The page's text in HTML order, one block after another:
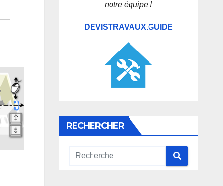
notre équipe !
DEVISTRAVAUX.GUIDE
RECHERCHER